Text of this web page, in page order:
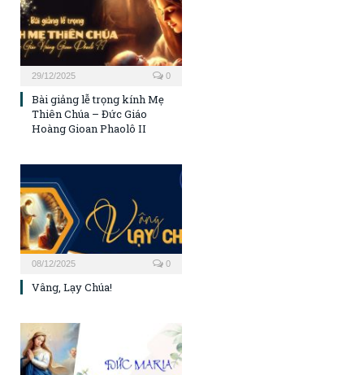
29/12/2025 0
Bài giảng lễ trọng kính Mẹ
Thiên Chúa – Đức Giáo
Hoàng Gioan Phaolô II
08/12/2025 0
Vâng, Lạy Chúa!